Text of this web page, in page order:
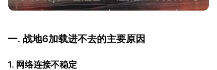
一. 战地6加载进不去的主要原因
1. 网络连接不稳定